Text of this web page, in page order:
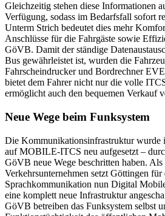
Gleichzeitig stehen diese Informationen
Verfügung, sodass im Bedarfsfall sofort
Unterm Strich bedeutet dies mehr
Anschlüsse für die Fahr­gäste sowie
GöVB. Damit der ständige
Bus gewährleistet ist, wurden die
Fahrscheindrucker und Bordrechner
bietet dem Fahrer nicht nur die volle
ermöglicht auch den bequemen Verkauf
Neue Wege beim Funksystem
Die Kommunikationsinfrastruktur wurde
auf MOBILE-ITCS neu aufgesetzt –
GöVB neue Wege beschritten haben. Als
Verkehrsunternehmen setzt Göttingen
Sprachkommunikation nun Digital
eine komplett neue Infrastruktur
GöVB betreiben das Funksystem selbst